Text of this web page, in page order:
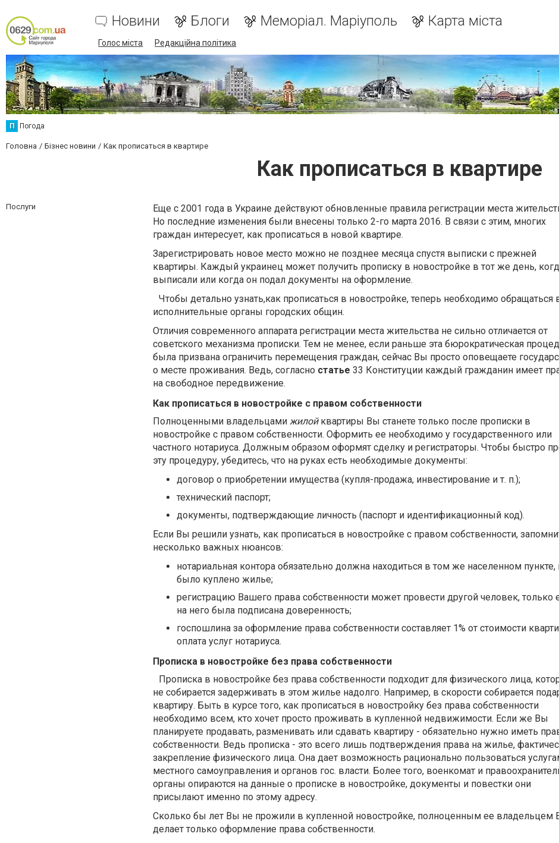
Новини Блоги Меморіал. Маріуполь Карта міста
Голос міста Редакційна політика
П Погода
Головна Бізнес новини Как прописаться в квартире
Как прописаться в квартире
Послуги
Еще с 2001 года в Украине действуют обновленные правила регистрации места
Но последние изменения были внесены только 2-го марта 2016. В связи с этим, многих
граждан интересует, как прописаться в новой квартире.
Зарегистрировать новое место можно не позднее месяца спустя выписки с прежней
квартиры. Каждый украинец может получить прописку в новостройке в тот же день,
выписали или когда он подал документы на оформление.
Чтобы детально узнать,как прописаться в новостройке, теперь необходимо обращаться
исполнительные органы городских общин.
Отличия современного аппарата регистрации места жительства не сильно отличается от
советского механизма прописки. Тем не менее, если раньше эта бюрократическая
была призвана ограничить перемещения граждан, сейчас Вы просто оповещаете
о месте проживания. Ведь, согласно статье 33 Конституции каждый гражданин имеет
на свободное передвижение.
Как прописаться в новостройке с правом собственности
Полноценными владельцами жилойквартиры Вы станете только после прописки в
новостройке с правом собственности. Оформить ее необходимо у государственного или
частного нотариуса. Должным образом оформят сделку и регистраторы. Чтобы быстро
эту процедуру, убедитесь, что на руках есть необходимые документы:
договор о приобретении имущества (купля-продажа, инвестирование и т. п.);
технический паспорт;
документы, подтверждающие личность (паспорт и идентификационный код).
Если Вы решили узнать, как прописаться в новостройке с правом собственности,
несколько важных нюансов:
нотариальная контора обязательно должна находиться в том же населенном пункте,
было куплено жилье;
регистрацию Вашего права собственности может провести другой человек, только
на него была подписана доверенность;
госпошлина за оформление права собственности составляет 1% от стоимости
оплата услуг нотариуса.
Прописка в новостройке без права собственности
Прописка в новостройке без права собственности подходит для физического лица,
не собирается задерживать в этом жилье надолго. Например, в скорости собирается
квартиру. Быть в курсе того, как прописаться в новостройку без права собственности
необходимо всем, кто хочет просто проживать в купленной недвижимости. Если же Вы
планируете продавать, разменивать или сдавать квартиру - обязательно нужно иметь
собственности. Ведь прописка - это всего лишь подтверждения права на жилье,
закрепление физического лица. Она дает возможность рационально пользоваться
местного самоуправления и органов гос. власти. Более того, военкомат и
органы опираются на данные о прописке в новостройке, документы и повестки они
присылают именно по этому адресу.
Сколько бы лет Вы не прожили в купленной новостройке, полноценным ее владельцем
делает только оформление права собственности.